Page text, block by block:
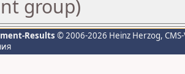
group)
Results © 2006-2026 Heinz Herzog,